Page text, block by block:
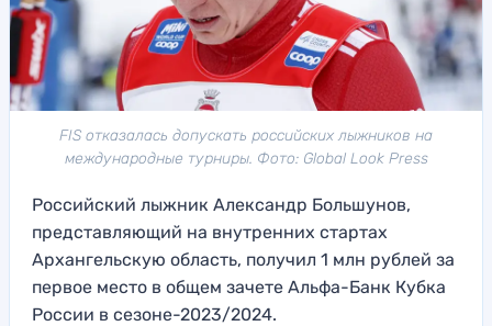
FIS отказалась допускать российских лыжников на
международные турниры. Фото: Global Look Press
Российский лыжник Александр Большунов,
представляющий на внутренних стартах
Архангельскую область, получил 1 млн рублей за
первое место в общем зачете Альфа-Банк Кубка
России в сезоне-2023/2024.